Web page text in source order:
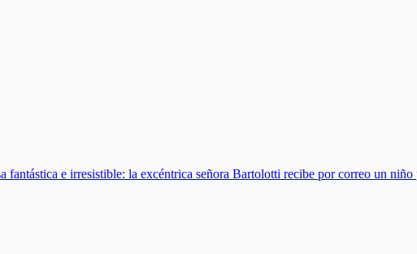
fantástica e irresistible: la excéntrica señora Bartolotti recibe por correo un niño